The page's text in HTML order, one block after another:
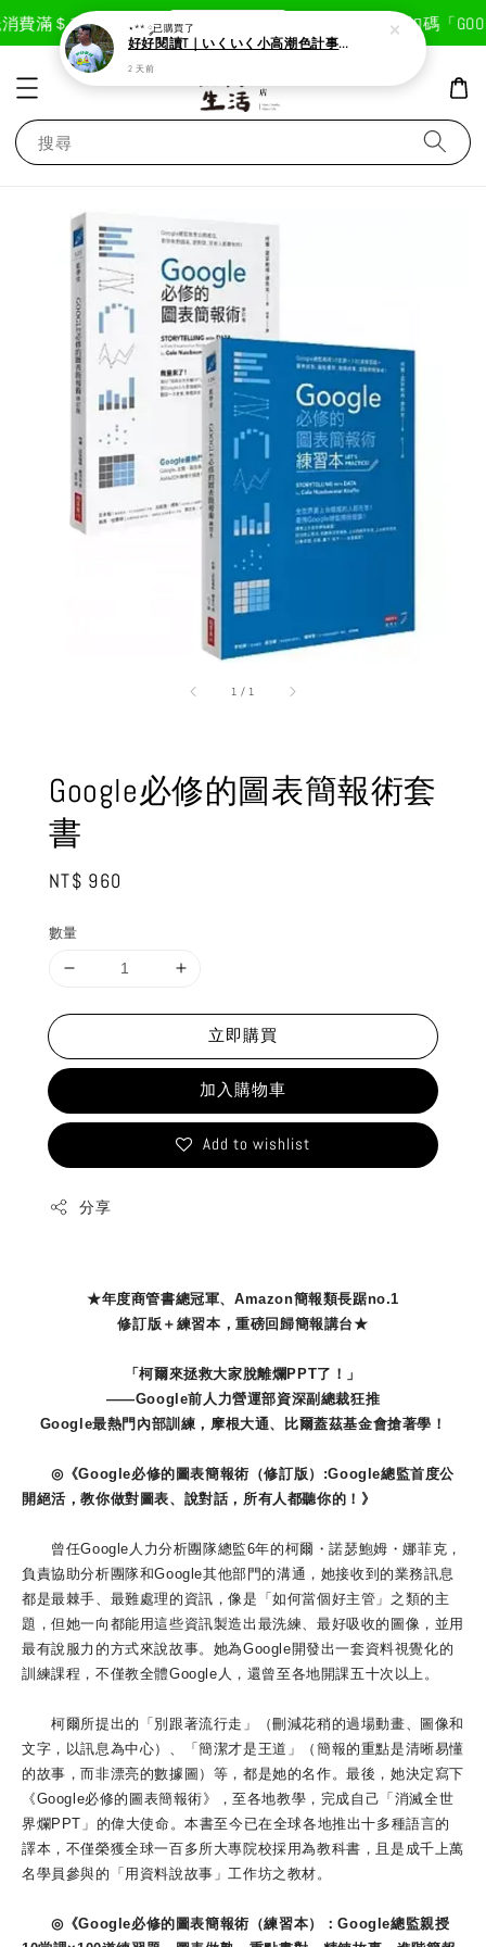
費滿＄1800免運費 現在去購物！ 首次註冊輸入折扣碼「
搜尋
1 / 1
Google必修的圖表簡報術套
書
Regular
NT$ 960
數量
立即購買
加入購物車
Add to wishlist
分享
★年度商管書總冠軍、Amazon簡報類長踞no.1
修訂版＋練習本，重磅回歸簡報講台★
「柯爾來拯救大家脫離爛PPT了！」
——Google前人力營運部資深副總裁狂推
Google最熱門內部訓練，摩根大通、比爾蓋茲基金會搶著學！
◎《Google必修的圖表簡報術（修訂版）:Google總監首度公
開絕活，教你做對圖表、說對話，所有人都聽你的！》
曾任Google人力分析團隊總監6年的柯爾・諾瑟鮑姆・娜菲克，
負責協助分析團隊和Google其他部門的溝通，她接收到的業務訊息
都是最棘手、最難處理的資訊，像是「如何當個好主管」之類的主
題，但她一向都能用這些資訊製造出最洗練、最好吸收的圖像，並用
最有說服力的方式來說故事。她為Google開發出一套資料視覺化的
訓練課程，不僅教全體Google人，還曾至各地開課五十次以上。
柯爾所提出的「別跟著流行走」（刪減花稍的過場動畫、圖像和
文字，以訊息為中心）、「簡潔才是王道」（簡報的重點是清晰易懂
的故事，而非漂亮的數據圖）等，都是她的名作。最後，她決定寫下
《Google必修的圖表簡報術》，至各地教學，完成自己「消滅全世
界爛PPT」的偉大使命。本書至今已在全球各地推出十多種語言的
譯本，不僅榮獲全球一百多所大專院校採用為教科書，且是成千上萬
名學員參與的「用資料說故事」工作坊之教材。
◎《Google必修的圖表簡報術（練習本）：Google總監親授
⋆** ༘已購買了
好好閱讀T｜いくいく小高潮色計事務所X好好生活書店聯名款
2 天前